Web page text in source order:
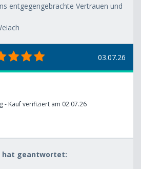
entgegengebrachte Vertrauen und
03.07.26
- Kauf verifiziert am 02.07.26
hat geantwortet: